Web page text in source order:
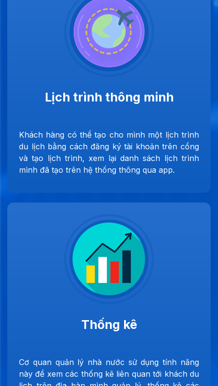
Lịch trình thông minh
Khách hàng có thể tạo cho mình một lịch trình
du lịch bằng cách đăng ký tài khoản trên cổng
và tạo lịch trình, xem lại danh sách lịch trình
mình đã tạo trên hệ thống thông qua app.
Thống kê
Cơ quan quản lý nhà nước sử dụng tính năng
này để xem các thống kê liên quan tới khách du